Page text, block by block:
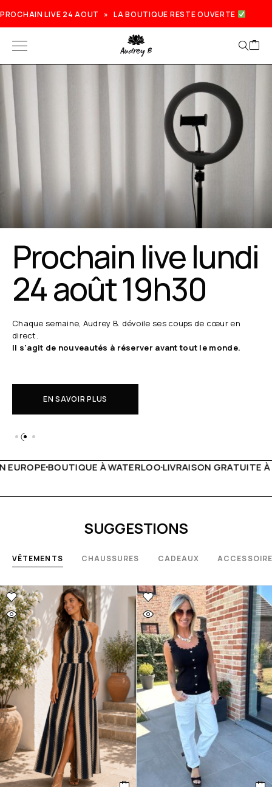
PROCHAIN LIVE 24 AOUT » LA BOUTIQUE RESTE OUVERTE
Prochain live lundi
24 août 19h30
Chaque semaine, Audrey B. dévoile ses coups de cœur en
direct.
Il s'agit de nouveautés à réserver avant tout le monde.
EN SAVOIR PLUS
LIVRAISON GRATUITE À PARTIR DE 150€LIVE
SUGGESTIONS
VÊTEMENTS CHAUSSURES CADEAUX